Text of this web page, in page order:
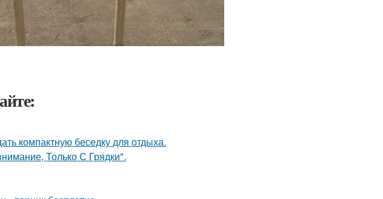
компактную беседку для отдыха.
Только С Грядки".